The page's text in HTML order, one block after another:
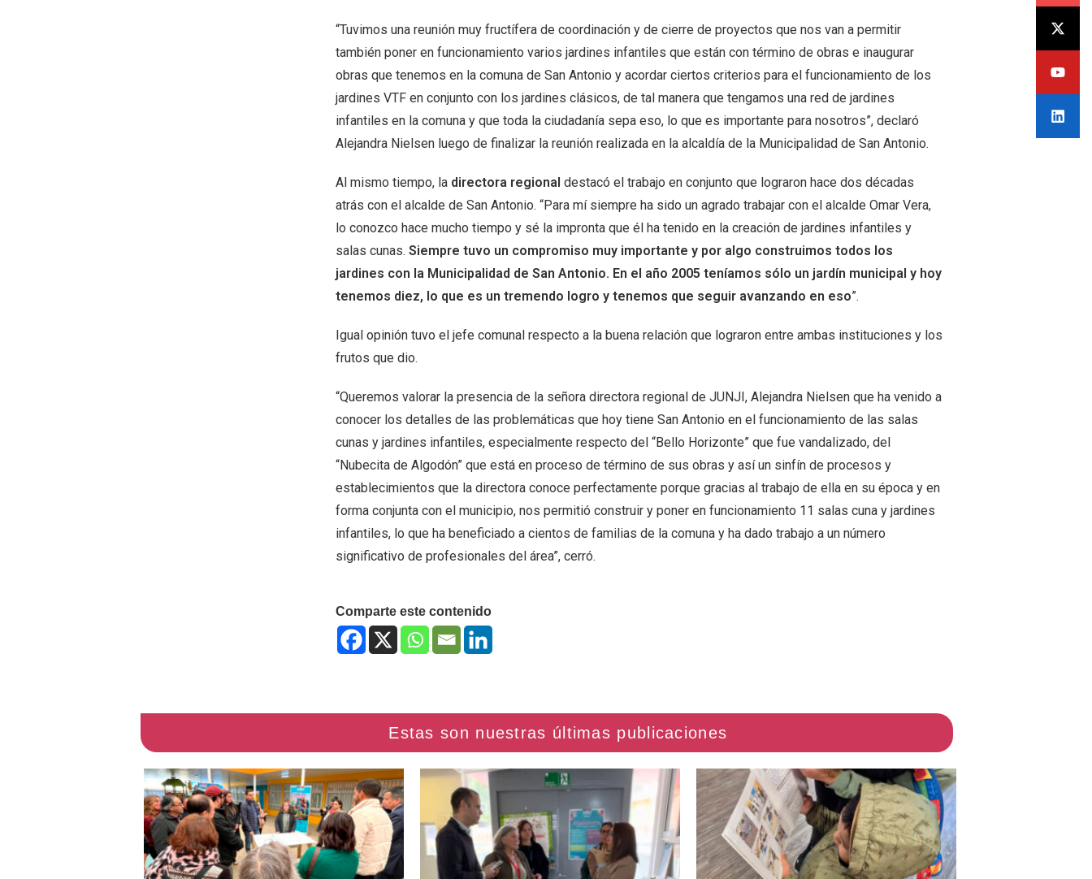
“Tuvimos una reunión muy fructífera de coordinación y de cierre de proyectos que nos van a permitir
también poner en funcionamiento varios jardines infantiles que están con término de obras e inaugurar
obras que tenemos en la comuna de San Antonio y acordar ciertos criterios para el funcionamiento de los
jardines VTF en conjunto con los jardines clásicos, de tal manera que tengamos una red de jardines
infantiles en la comuna y que toda la ciudadanía sepa eso, lo que es importante para nosotros”, declaró
Alejandra Nielsen luego de finalizar la reunión realizada en la alcaldía de la Municipalidad de San Antonio.
Al mismo tiempo, la directora regional destacó el trabajo en conjunto que lograron hace dos décadas
atrás con el alcalde de San Antonio. “Para mí siempre ha sido un agrado trabajar con el alcalde Omar Vera,
lo conozco hace mucho tiempo y sé la impronta que él ha tenido en la creación de jardines infantiles y
salas cunas. Siempre tuvo un compromiso muy importante y por algo construimos todos los
jardines con la Municipalidad de San Antonio. En el año 2005 teníamos sólo un jardín municipal y hoy
tenemos diez, lo que es un tremendo logro y tenemos que seguir avanzando en eso”.
Igual opinión tuvo el jefe comunal respecto a la buena relación que lograron entre ambas instituciones y los
frutos que dio.
“Queremos valorar la presencia de la señora directora regional de JUNJI, Alejandra Nielsen que ha venido a
conocer los detalles de las problemáticas que hoy tiene San Antonio en el funcionamiento de las salas
cunas y jardines infantiles, especialmente respecto del “Bello Horizonte” que fue vandalizado, del
“Nubecita de Algodón” que está en proceso de término de sus obras y así un sinfín de procesos y
establecimientos que la directora conoce perfectamente porque gracias al trabajo de ella en su época y en
forma conjunta con el municipio, nos permitió construir y poner en funcionamiento 11 salas cuna y jardines
infantiles, lo que ha beneficiado a cientos de familias de la comuna y ha dado trabajo a un número
significativo de profesionales del área”, cerró.
Comparte este contenido